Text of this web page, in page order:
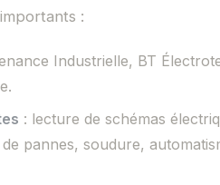
:
Industrielle, BT
: lecture de schémas
pannes, soudure,